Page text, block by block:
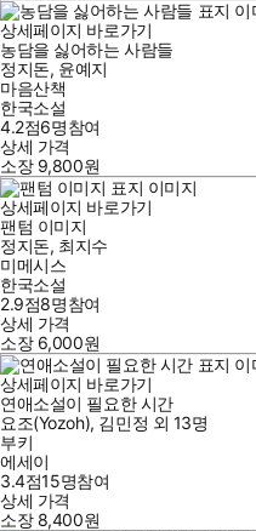
상세페이지 바로가기
농담을 싫어하는 사람들
정지돈, 윤예지
마음산책
한국소설
4.2점6명참여
상세 가격
소장 9,800원
상세페이지 바로가기
팬텀 이미지
정지돈, 최지수
미메시스
한국소설
2.9점8명참여
상세 가격
소장 6,000원
상세페이지 바로가기
연애소설이 필요한 시간
요조(Yozoh), 김민정 외 13명
부키
에세이
3.4점15명참여
상세 가격
소장 8,400원